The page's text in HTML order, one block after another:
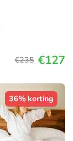
€235 €127
36% korting